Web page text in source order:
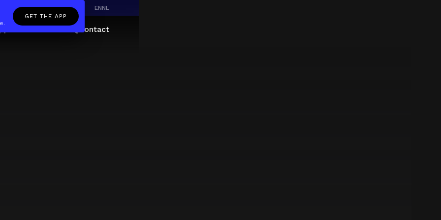
ENNL
Contact
GET THE APP